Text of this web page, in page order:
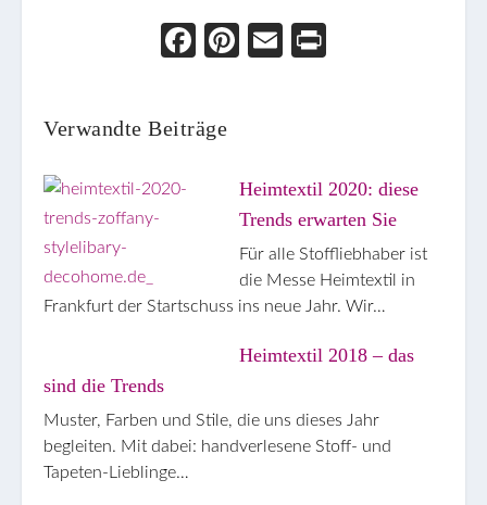
Face
Pint
Ema
Verwandte Beiträge
Heimtextil 2020: diese
Trends erwarten Sie
Für alle Stoffliebhaber ist
die Messe Heimtextil in
Frankfurt der Startschuss ins neue Jahr. Wir…
Heimtextil 2018 – das
sind die Trends
Muster, Farben und Stile, die uns dieses Jahr
begleiten. Mit dabei: handverlesene Stoff- und
Tapeten-Lieblinge…